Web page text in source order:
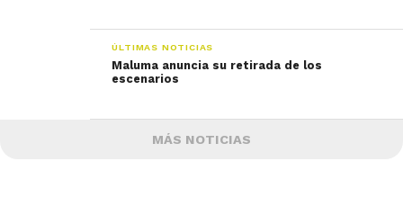
ÚLTIMAS NOTICIAS
Maluma anuncia su retirada de los
escenarios
MÁS NOTICIAS